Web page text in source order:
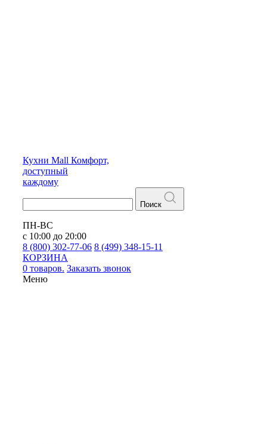
Кухни Mall Комфорт,
доступный
каждому
Поиск
ПН-ВС
с 10:00 до 20:00
8 (800) 302-77-06 8 (499) 348-15-11
КОРЗИНА
0 товаров. Заказать звонок
Меню